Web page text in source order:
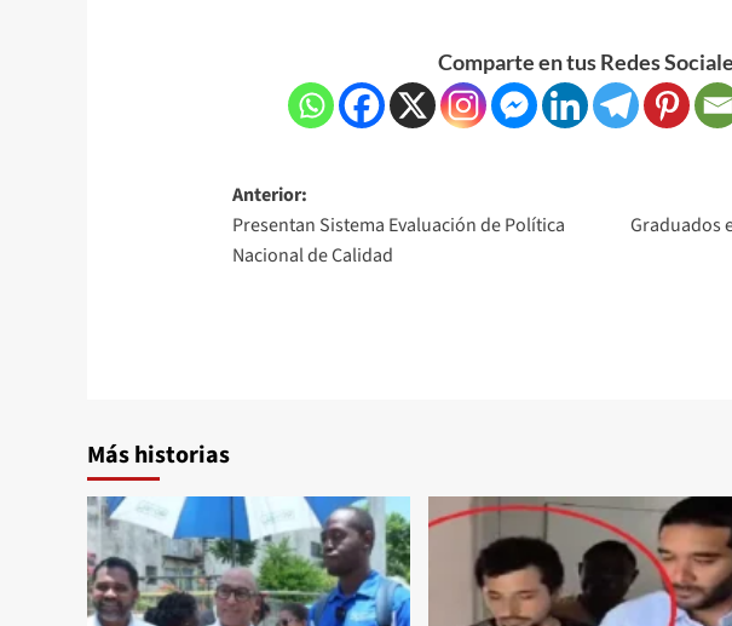
Comparte en tus Redes
Anterior:
Presentan Sistema Evaluación de Política
Nacional de Calidad
Graduados
Más historias